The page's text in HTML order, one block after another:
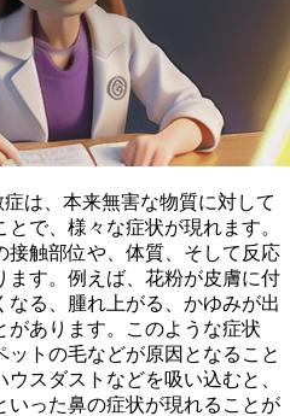
は、本来無害な物質に対して
で、様々な症状が現れます。
接触部位や、体質、そして反応
ます。例えば、花粉が皮膚に付
る、腫れ上がる、かゆみが出
があります。このような症状
トの毛などが原因となること
スダストなどを吸い込むと、
いった鼻の症状が現れることが